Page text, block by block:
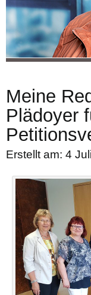
Meine
Plädoyer
Erstellt am: 4